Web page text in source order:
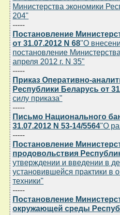
Министерства экономики
204"
-----
Постановление
от 31.07.2012 N 68"О
постановление
апреля 2012 г. N 35"
-----
Приказ Оперативно-
Республики Беларусь от
силу приказа"
-----
Письмо Национального
31.07.2012 N 53-14/5564"О
-----
Постановление
продовольствия
утверждении и введении в
установившейся практики в
техники"
-----
Постановление
окружающей среды